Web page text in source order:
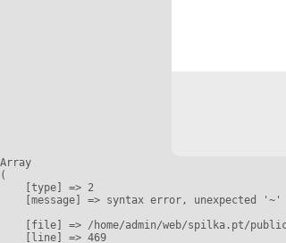
Array
(
    [type] => 2
[message] => syntax error, unexpected
[file] => /home/admin/web/spilka.pt/
    [line] => 469